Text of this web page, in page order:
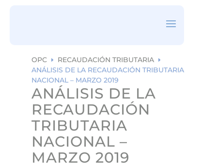
OPC E RECAUDACIÓN TRIBUTARIA E
ANÁLISIS DE LA RECAUDACIÓN TRIBUTARIA
NACIONAL – MARZO 2019
ANÁLISIS DE LA
RECAUDACIÓN
TRIBUTARIA
NACIONAL –
MARZO 2019